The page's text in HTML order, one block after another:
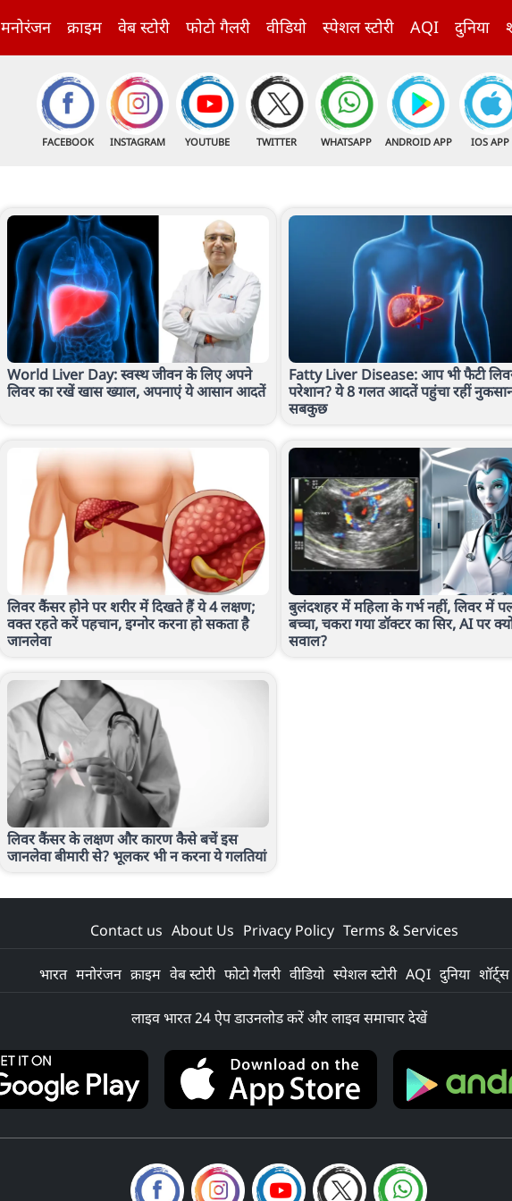
मनोरंजन क्राइम वेब स्टोरी फोटो गैलरी वीडियो स्पेशल स्टोरी AQI दुनिया
FACEBOOK INSTAGRAM YOUTUBE TWITTER WHATSAPP ANDROID APP IOS APP
World Liver Day: स्वस्थ जीवन के लिए अपने
लिवर का रखें खास ख्याल, अपनाएं ये आसान आदतें
Fatty Liver Disease: आप भी फैटी
परेशान? ये 8 गलत आदतें पहुंचा रहीं
सबकुछ
लिवर कैंसर होने पर शरीर में दिखते हैं ये 4 लक्षण;
वक्त रहते करें पहचान, इग्नोर करना हो सकता है
जानलेवा
बुलंदशहर में महिला के गर्भ नहीं, लिवर में
बच्चा, चकरा गया डॉक्टर का सिर, AI पर
सवाल?
लिवर कैंसर के लक्षण और कारण कैसे बचें इस
जानलेवा बीमारी से? भूलकर भी न करना ये गलतियां
Contact us About Us Privacy Policy Terms & Services
भारत मनोरंजन क्राइम वेब स्टोरी फोटो गैलरी वीडियो स्पेशल स्टोरी AQI दुनिया शॉर्ट्स
लाइव भारत 24 ऐप डाउनलोड करें और लाइव समाचार देखें